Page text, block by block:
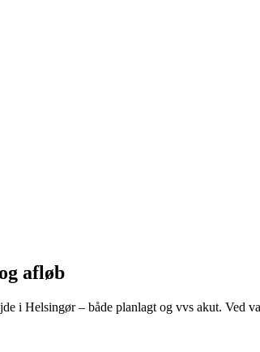
afløb
Helsingør – både planlagt og vvs akut. Ved